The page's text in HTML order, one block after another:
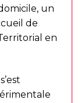
un
de
en